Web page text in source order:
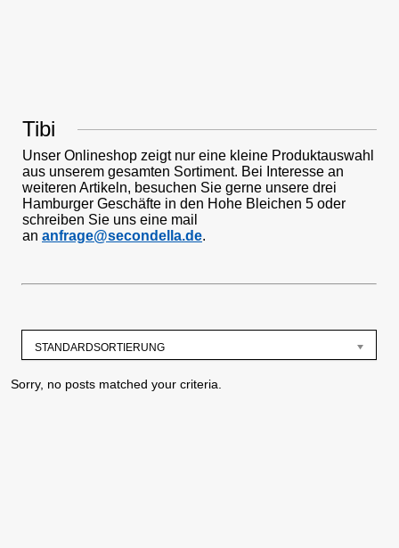
Tibi
Unser Onlineshop zeigt nur eine kleine Produktauswahl
aus unserem gesamten Sortiment. Bei Interesse an
weiteren Artikeln, besuchen Sie gerne unsere drei
Hamburger Geschäfte in den Hohe Bleichen 5 oder
schreiben Sie uns eine mail
an anfrage@secondella.de.
STANDARDSORTIERUNG
Sorry, no posts matched your criteria.